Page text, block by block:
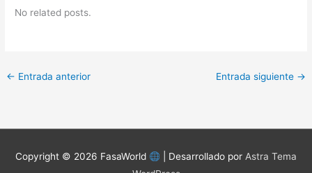
No related posts.
← Entrada anterior Entrada siguiente →
Copyright © 2026 FasaWorld | Desarrollado por Astra Tema